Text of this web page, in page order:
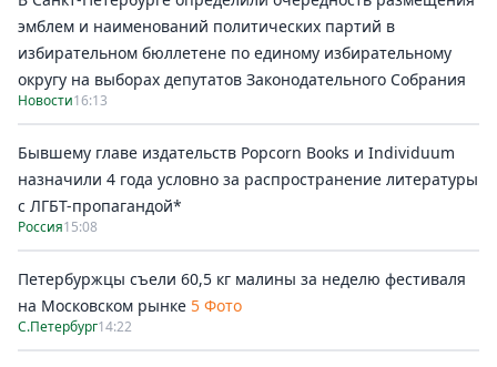
эмблем и наименований политических партий в
избирательном бюллетене по единому избирательному
округу на выборах депутатов Законодательного Собрания
Новости16:13
Бывшему главе издательств Popcorn Books и Individuum
назначили 4 года условно за распространение литературы
с ЛГБТ-пропагандой*
Россия15:08
Петербуржцы съели 60,5 кг малины за неделю фестиваля
на Московском рынке 5 Фото
С.Петербург14:22